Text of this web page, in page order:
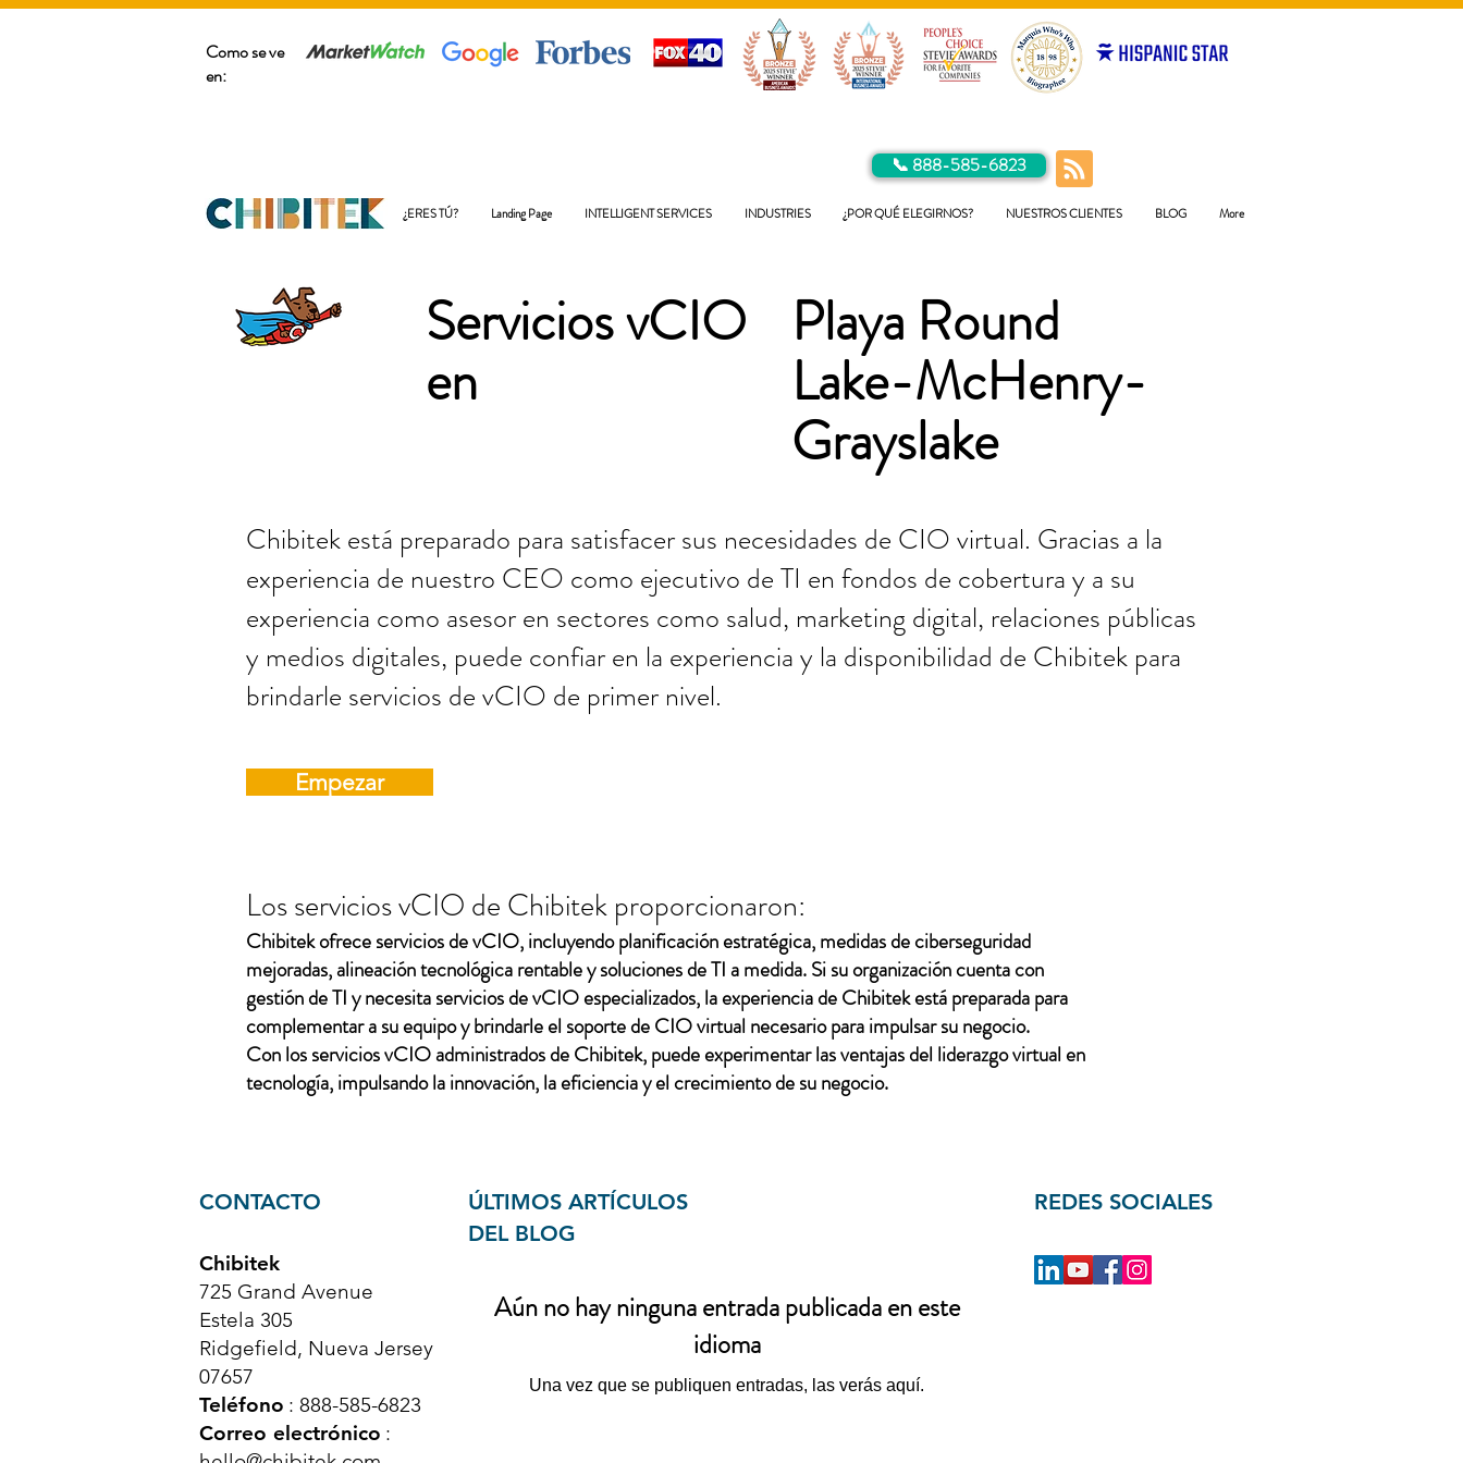
Como se ve
en:
📞 888-585-6823
¿ERES TÚ? Landing Page INTELLIGENT SERVICES INDUSTRIES ¿POR QUÉ ELEGIRNOS? NUESTROS CLIENTES BLOG More
Servicios vCIO
en
Playa Round
Lake-McHenry-
Grayslake
Chibitek está preparado para satisfacer sus necesidades de CIO virtual. Gracias a la
experiencia de nuestro CEO como ejecutivo de TI en fondos de cobertura y a su
experiencia como asesor en sectores como salud, marketing digital, relaciones públicas
y medios digitales, puede confiar en la experiencia y la disponibilidad de Chibitek para
brindarle servicios de vCIO de primer nivel.
Empezar
Los servicios vCIO de Chibitek proporcionaron:
Chibitek ofrece servicios de vCIO, incluyendo planificación estratégica, medidas de ciberseguridad
mejoradas, alineación tecnológica rentable y soluciones de TI a medida. Si su organización cuenta con
gestión de TI y necesita servicios de vCIO especializados, la experiencia de Chibitek está preparada para
complementar a su equipo y brindarle el soporte de CIO virtual necesario para impulsar su negocio.
Con los servicios vCIO administrados de Chibitek, puede experimentar las ventajas del liderazgo virtual en
tecnología, impulsando la innovación, la eficiencia y el crecimiento de su negocio.
CONTACTO
Chibitek
725 Grand Avenue
Estela 305
Ridgefield, Nueva Jersey
07657
Teléfono : 888-585-6823
Correo electrónico :
ÚLTIMOS ARTÍCULOS
DEL BLOG
Aún no hay ninguna entrada publicada en este
idioma
Una vez que se publiquen entradas, las verás aquí.
REDES SOCIALES